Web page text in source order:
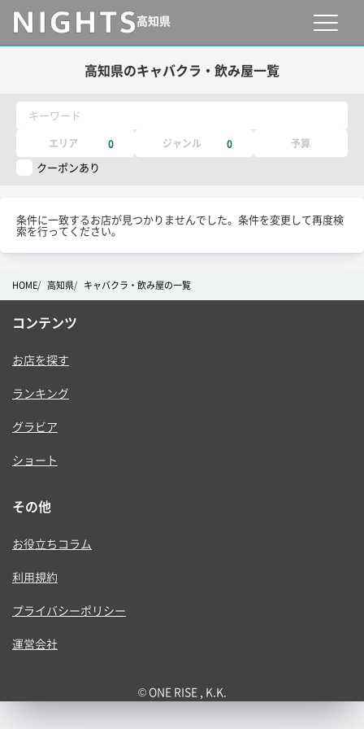
高知県
高知県のキャバクラ・飲み屋一覧
キーワード
エリア 0 ジャンル 0 予算
クーポンあり
条件に一致するお店が見つかりませんでした。条件を変更して再度検
索を行ってください。
HOME 高知県 キャバクラ・飲み屋の一覧
コンテンツ
お店を探す
ランキング
グラビア
ショート
その他
お役立ちコラム
利用規約
プライバシーポリシー
運営会社
© ONE RISE , K.K.